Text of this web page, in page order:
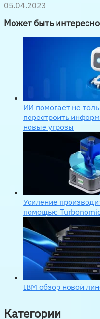
05.04.2023
Может быть
ИИ помогает не
перестроить
новые угрозы
Усиление
помощью
IBM обзор новой
Категории